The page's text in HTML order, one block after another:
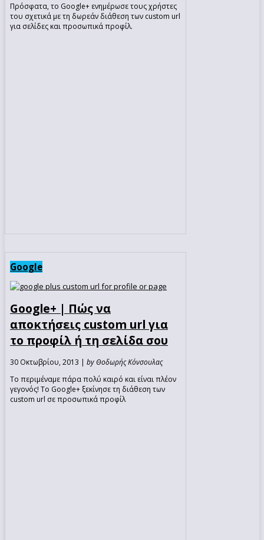
Πρόσφατα, το Google+ ενημέρωσε τους χρήστες
του σχετικά με τη δωρεάν διάθεση των custom url
για σελίδες και προσωπικά προφίλ.
Google
Google+ | Πώς να
αποκτήσεις custom url για
το προφίλ ή τη σελίδα σου
30 Οκτωβρίου, 2013 | by Θοδωρής Κόνσουλας
Το περιμέναμε πάρα πολύ καιρό και είναι πλέον
γεγονός! Το Google+ ξεκίνησε τη διάθεση των
custom url σε προσωπικά προφίλ